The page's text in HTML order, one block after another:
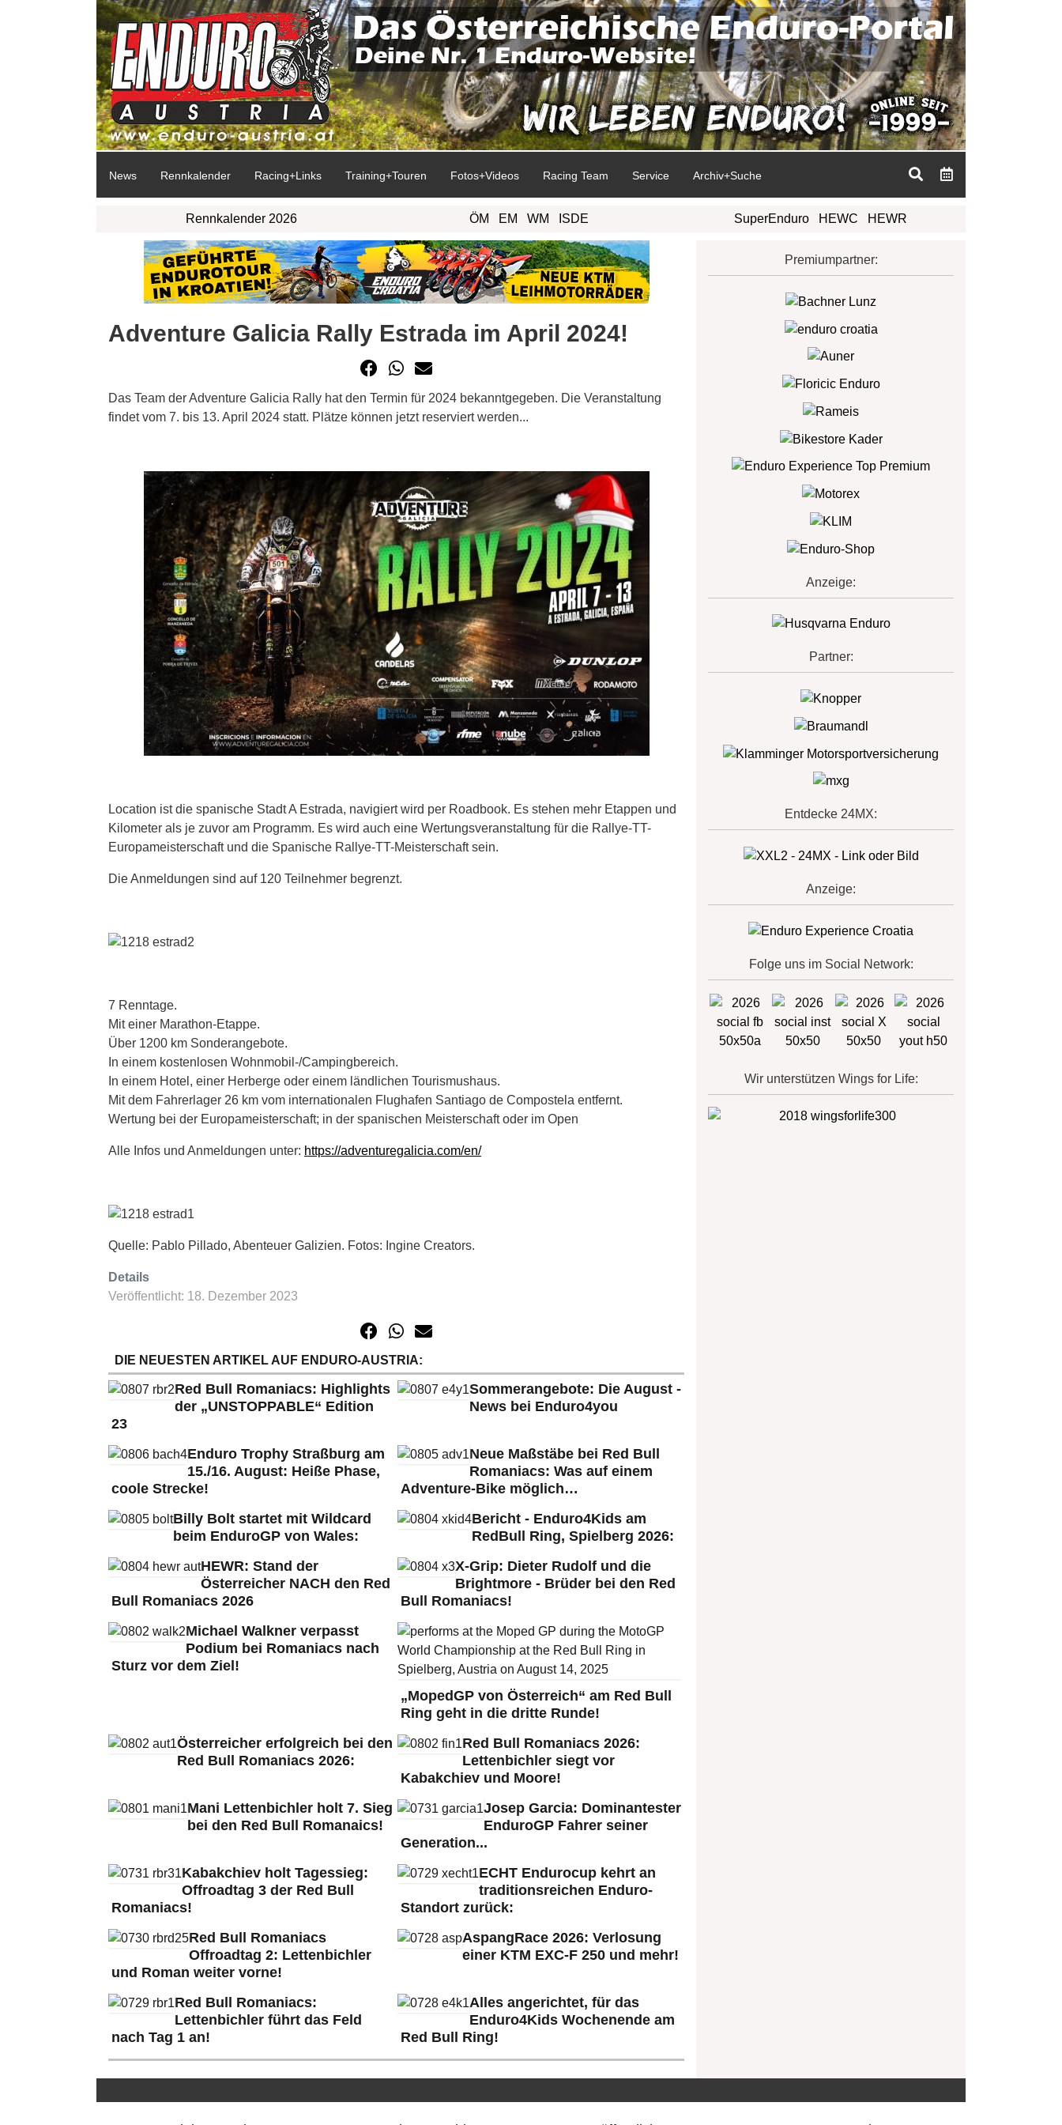
News Rennkalender Racing+Links Training+Touren Fotos+Videos Racing Team Service Archiv+Suche
Rennkalender 2026 ÖM EM WM ISDE SuperEnduro HEWC HEWR
Adventure Galicia Rally Estrada im April 2024!
Das Team der Adventure Galicia Rally hat den Termin für 2024 bekanntgegeben. Die Veranstaltung
findet vom 7. bis 13. April 2024 statt. Plätze können jetzt reserviert werden...
Location ist die spanische Stadt A Estrada, navigiert wird per Roadbook. Es stehen mehr Etappen und
Kilometer als je zuvor am Programm. Es wird auch eine Wertungsveranstaltung für die Rallye-TT-
Europameisterschaft und die Spanische Rallye-TT-Meisterschaft sein.
Die Anmeldungen sind auf 120 Teilnehmer begrenzt.
7 Renntage.
Mit einer Marathon-Etappe.
Über 1200 km Sonderangebote.
In einem kostenlosen Wohnmobil-/Campingbereich.
In einem Hotel, einer Herberge oder einem ländlichen Tourismushaus.
Mit dem Fahrerlager 26 km vom internationalen Flughafen Santiago de Compostela entfernt.
Wertung bei der Europameisterschaft; in der spanischen Meisterschaft oder im Open
Alle Infos und Anmeldungen unter: https://adventuregalicia.com/en/
Quelle: Pablo Pillado, Abenteuer Galizien. Fotos: Ingine Creators.
Details
Veröffentlicht: 18. Dezember 2023
DIE NEUESTEN ARTIKEL AUF ENDURO-AUSTRIA:
Red Bull Romaniacs: Highlights
der „UNSTOPPABLE“ Edition
23
Sommerangebote: Die August -
News bei Enduro4you
Enduro Trophy Straßburg am
15./16. August: Heiße Phase,
coole Strecke!
Neue Maßstäbe bei Red Bull
Romaniacs: Was auf einem
Adventure-Bike möglich…
Billy Bolt startet mit Wildcard
beim EnduroGP von Wales:
Bericht - Enduro4Kids am
RedBull Ring, Spielberg 2026:
HEWR: Stand der
Österreicher NACH den Red
Bull Romaniacs 2026
X-Grip: Dieter Rudolf und die
Brightmore - Brüder bei den Red
Bull Romaniacs!
Michael Walkner verpasst
Podium bei Romaniacs nach
Sturz vor dem Ziel!
„MopedGP von Österreich“ am Red Bull
Ring geht in die dritte Runde!
Österreicher erfolgreich bei den
Red Bull Romaniacs 2026:
Red Bull Romaniacs 2026:
Lettenbichler siegt vor
Kabakchiev und Moore!
Mani Lettenbichler holt 7. Sieg
bei den Red Bull Romanaics!
Josep Garcia: Dominantester
EnduroGP Fahrer seiner
Generation...
Kabakchiev holt Tagessieg:
Offroadtag 3 der Red Bull
Romaniacs!
ECHT Endurocup kehrt an
traditionsreichen Enduro-
Standort zurück:
Red Bull Romaniacs
Offroadtag 2: Lettenbichler
und Roman weiter vorne!
AspangRace 2026: Verlosung
einer KTM EXC-F 250 und mehr!
Red Bull Romaniacs:
Lettenbichler führt das Feld
nach Tag 1 an!
Alles angerichtet, für das
Enduro4Kids Wochenende am
Red Bull Ring!
Premiumpartner:
Anzeige:
Partner:
Entdecke 24MX:
Anzeige:
Folge uns im Social Network:
Wir unterstützen Wings for Life: